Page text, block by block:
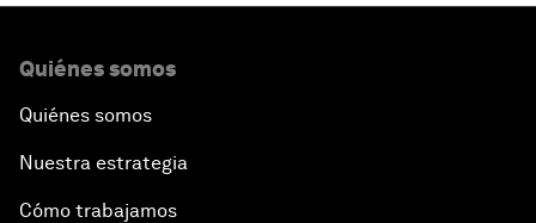
Quiénes somos
Quiénes somos
Nuestra estrategia
Cómo trabajamos